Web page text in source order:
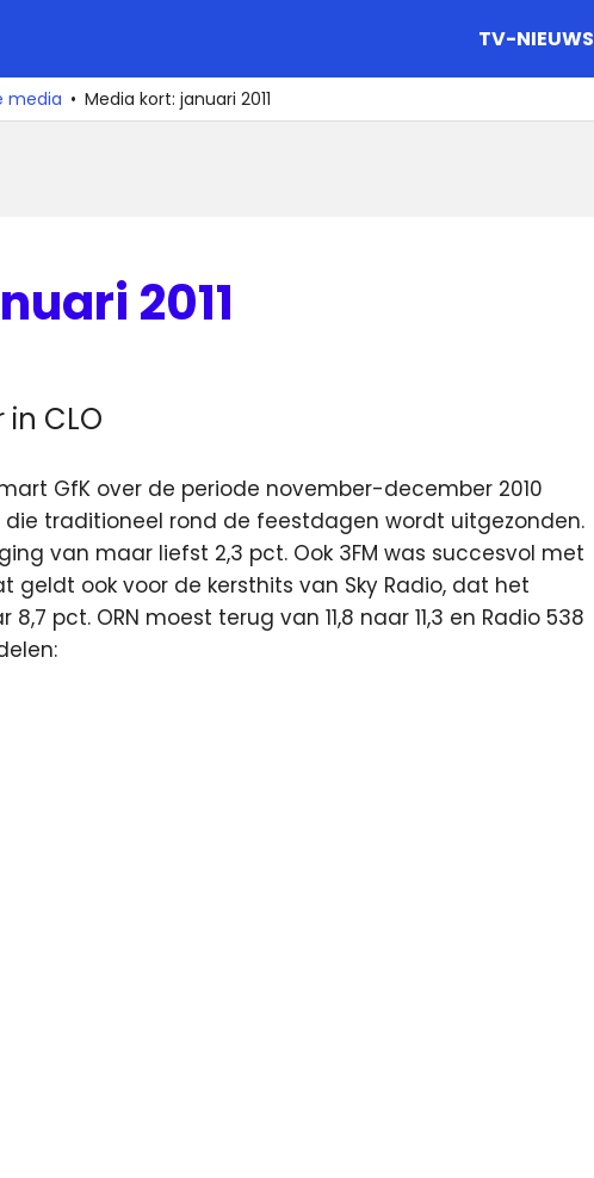
TV-NIEUWS
media Media kort: januari 2011
2011
CLO
GfK over de periode november-december 2010
die traditioneel rond de feestdagen wordt uitgezonden.
van maar liefst 2,3 pct. Ook 3FM was succesvol met
geldt ook voor de kersthits van Sky Radio, dat het
pct. ORN moest terug van 11,8 naar 11,3 en Radio 538